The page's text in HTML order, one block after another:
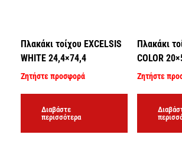
Πλακάκι τοίχου EXCELSIS
WHITE 24,4×74,4
Ζητήστε προσφορά
Διαβάστε
περισσότερα
Πλακάκι
COLOR
Ζητήστε